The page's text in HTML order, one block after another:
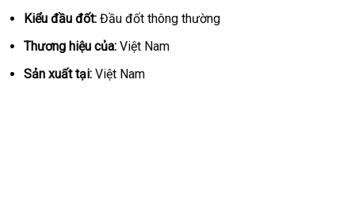
Kiểu đầu đốt:Đầu đốt thông thường
Thương hiệu của:Việt Nam
Sản xuất tại:Việt Nam